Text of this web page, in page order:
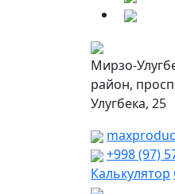
Мирзо-
район,
Улугбека, 25
+998 (97)
Калькулятор